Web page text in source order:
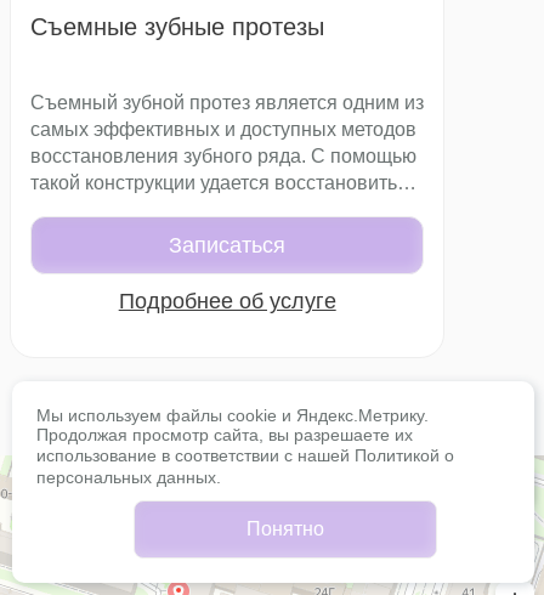
Съемные зубные протезы
Съемный зубной протез является одним из
самых эффективных и доступных методов
восстановления зубного ряда. С помощью
такой конструкции удается восстановить
человеку уверенность в себе.
Записаться
Подробнее об услуге
Мы используем файлы cookie и Яндекс.Метрику.
Продолжая просмотр сайта, вы разрешаете их
использование в соответствии с нашей Политикой о
персональных данных
Понятно